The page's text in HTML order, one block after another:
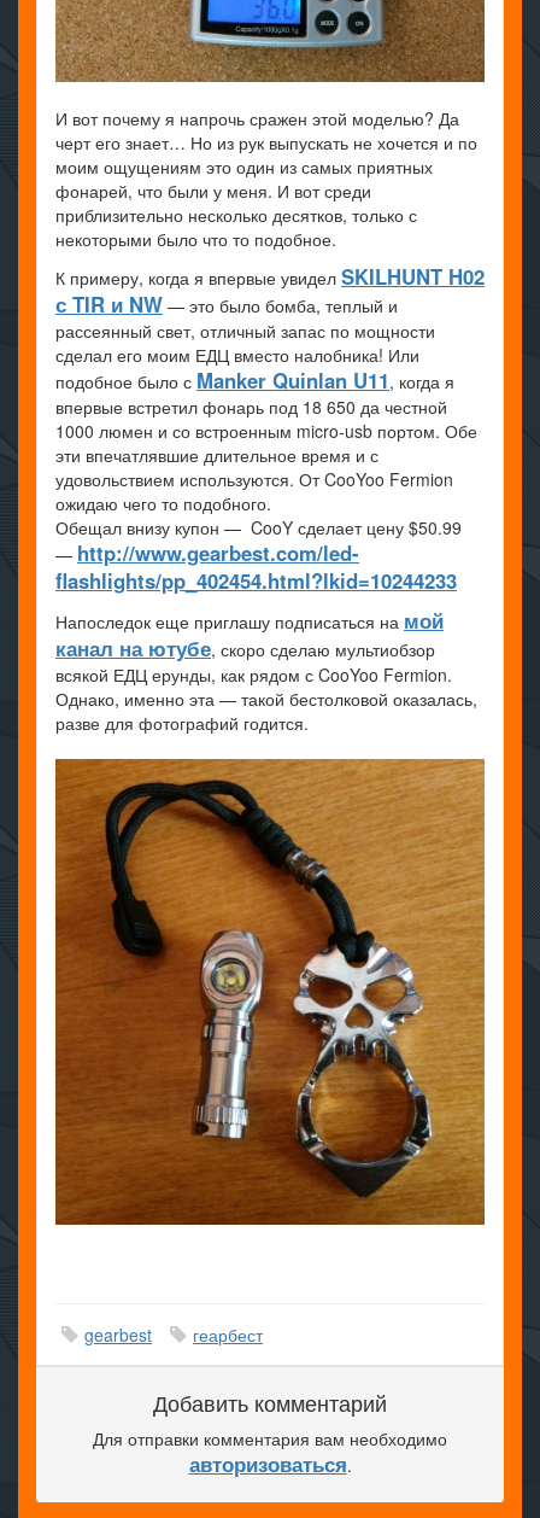
И вот почему я напрочь сражен этой моделью? Да
черт его знает… Но из рук выпускать не хочется и по
моим ощущениям это один из самых приятных
фонарей, что были у меня. И вот среди
приблизительно несколько десятков, только с
некоторыми было что то подобное.
К примеру, когда я впервые увидел SKILHUNT H02
с TIR и NW — это было бомба, теплый и
рассеянный свет, отличный запас по мощности
сделал его моим ЕДЦ вместо налобника! Или
подобное было с Manker Quinlan U11, когда я
впервые встретил фонарь под 18 650 да честной
1000 люмен и со встроенным micro-usb портом. Обе
эти впечатлявшие длительное время и с
удовольствием используются. От CooYoo Fermion
ожидаю чего то подобного.
Обещал внизу купон — CooY сделает цену $50.99
— http://www.gearbest.com/led-
flashlights/pp_402454.html?lkid=10244233
Напоследок еще приглашу подписаться на мой
канал на ютубе, скоро сделаю мультиобзор
всякой ЕДЦ ерунды, как рядом с CooYoo Fermion.
Однако, именно эта — такой бестолковой оказалась,
разве для фотографий годится.
gearbest геарбест
Добавить комментарий
Для отправки комментария вам необходимо
авторизоваться.